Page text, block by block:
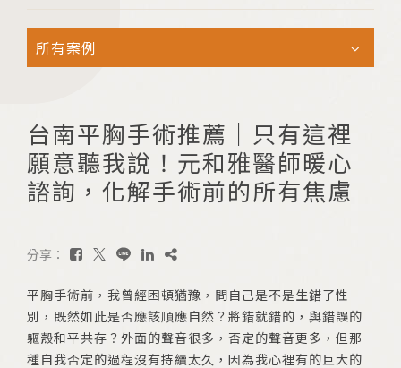
所有案例
台南平胸手術推薦｜只有這裡
願意聽我說！元和雅醫師暖心
諮詢，化解手術前的所有焦慮
分享：
平胸手術前，我曾經困頓猶豫，問自己是不是生錯了性
別，既然如此是否應該順應自然？將錯就錯的，與錯誤的
軀殼和平共存？外面的聲音很多，否定的聲音更多，但那
種自我否定的過程沒有持續太久，因為我心裡有的巨大的